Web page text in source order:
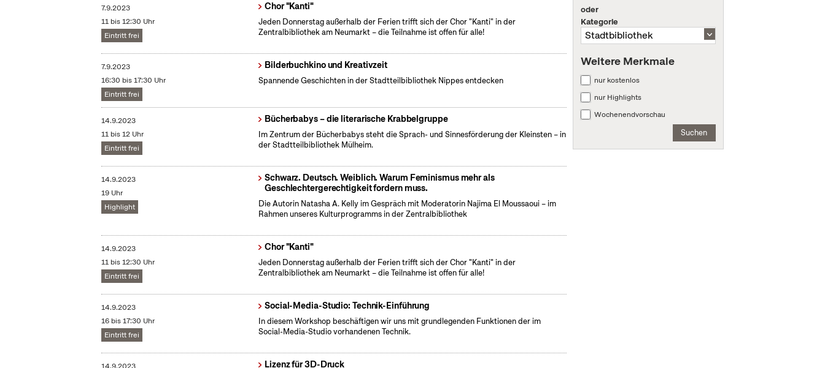
7.9.2023
11 bis 12:30 Uhr
Eintritt frei
Chor "Kanti"
Jeden Donnerstag außerhalb der Ferien trifft sich der Chor "Kanti" in der
Zentralbibliothek am Neumarkt – die Teilnahme ist offen für alle!
7.9.2023
16:30 bis 17:30 Uhr
Eintritt frei
Bilderbuchkino und Kreativzeit
Spannende Geschichten in der Stadtteilbibliothek Nippes entdecken
14.9.2023
11 bis 12 Uhr
Eintritt frei
Bücherbabys – die literarische Krabbelgruppe
Im Zentrum der Bücherbabys steht die Sprach- und Sinnesförderung der Kleinsten – in
der Stadtteilbibliothek Mülheim.
14.9.2023
19 Uhr
Highlight
Schwarz. Deutsch. Weiblich. Warum Feminismus mehr als
Geschlechtergerechtigkeit fordern muss.
Die Autorin Natasha A. Kelly im Gespräch mit Moderatorin Najima El Moussaoui – im
Rahmen unseres Kulturprogramms in der Zentralbibliothek
14.9.2023
11 bis 12:30 Uhr
Eintritt frei
Chor "Kanti"
Jeden Donnerstag außerhalb der Ferien trifft sich der Chor "Kanti" in der
Zentralbibliothek am Neumarkt – die Teilnahme ist offen für alle!
14.9.2023
16 bis 17:30 Uhr
Eintritt frei
Social-Media-Studio: Technik-Einführung
In diesem Workshop beschäftigen wir uns mit grundlegenden Funktionen der im
Social-Media-Studio vorhandenen Technik.
Lizenz für 3D-Druck
oder
Kategorie
Weitere Merkmale
nur kostenlos
nur Highlights
Wochenendvorschau
Suchen